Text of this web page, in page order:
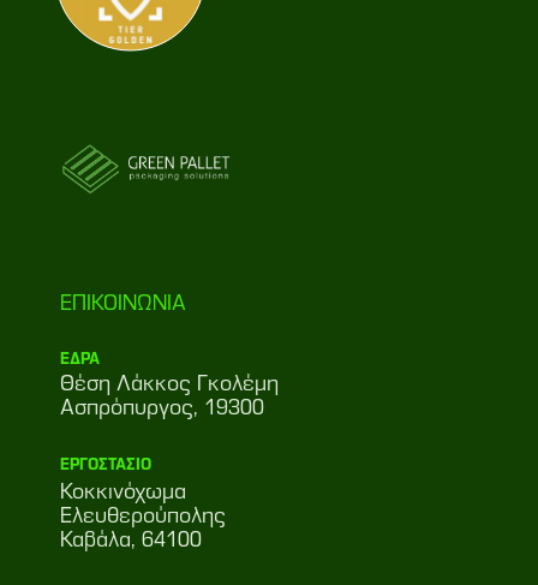
ΕΠΙΚΟΙΝΩΝΙΑ
ΕΔΡΑ
Θέση Λάκκος Γκολέμη
Ασπρόπυργος, 19300
ΕΡΓΟΣΤΑΣΙΟ
Κοκκινόχωμα
Ελευθερούπολης
Καβάλα, 64100